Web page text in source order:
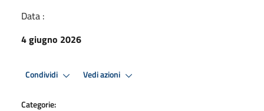
Data :
4 giugno 2026
Condividi Vedi azioni
Categorie: